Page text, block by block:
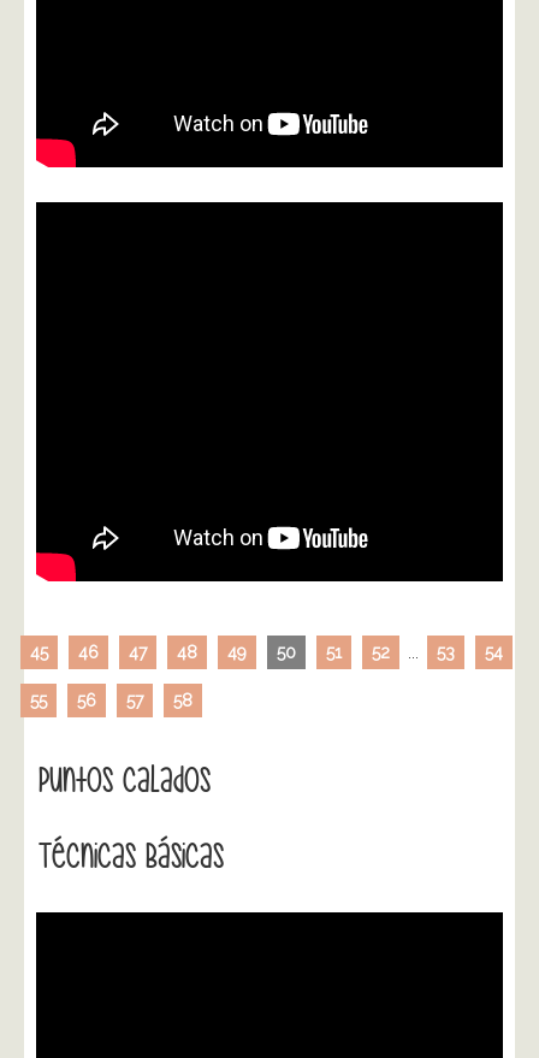
45 46 47 48 49 50 51 52 53 54
55 56 57 58
Puntos Calados
Técnicas Básicas